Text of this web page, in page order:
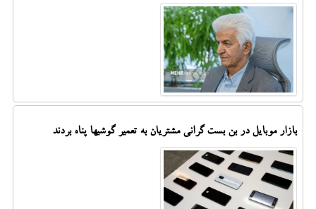
بازار موبایل در بن بست گرانی مشتریان به تعمیر گوشیها پناه بردند